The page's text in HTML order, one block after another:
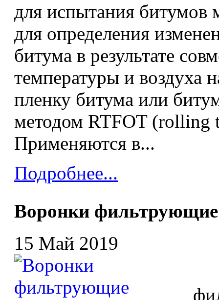
для испытания битумов
для определения
битума в результате
температуры и
пленку битума или
методом RTFOT (rolling
Применяются в...
Подробнее...
Воронки
15 Май 2019